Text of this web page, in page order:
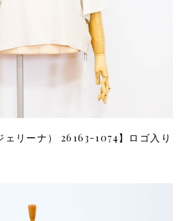
ェリーナ） 26163-1074】ロゴ入り